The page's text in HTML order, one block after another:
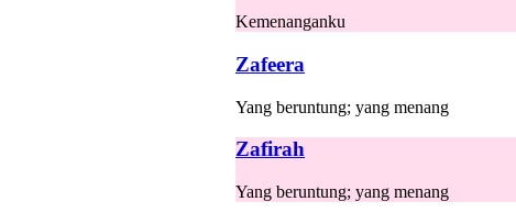
Kemenanganku
Zafeera
Yang beruntung; yang menang
Zafirah
Yang beruntung; yang menang